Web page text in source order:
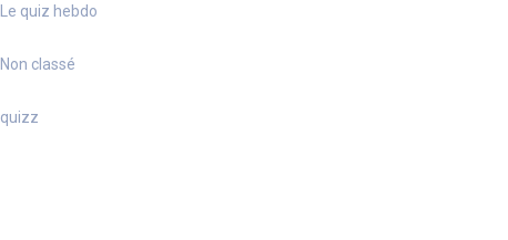
Le quiz hebdo
Non classé
quizz